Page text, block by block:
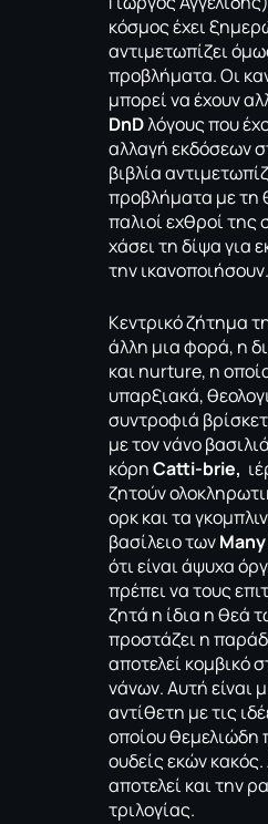
κόσμος έχει
αντιμετωπίζει
προβλήματα. Οι
μπορεί να έχουν
DnDλόγους που
αλλαγή εκδόσεων
βιβλία
προβλήματα με τη
παλιοί εχθροί της
χάσει τη δίψα για
την ικανοποιήσουν.
Κεντρικό ζήτημα
άλλη μια φορά, η
και nurture, η
υπαρξιακά,
συντροφιά
με τον νάνο βασιλιά
κόρηCatti-brie,
ζητούν
ορκ και τα
βασίλειο των
ότι είναι άψυχα
πρέπει να τους
ζητά η ίδια η θεά
προστάζει η
αποτελεί κομβικό
νάνων. Αυτή είναι
αντίθετη με τις
οποίου θεμελιώδη
ουδείς εκών
αποτελεί και την
τριλογίας.